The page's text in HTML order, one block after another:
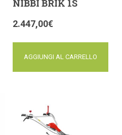
NIBBI BRIK 1S
2.447,00€
AGGIUNGI AL CARRELLO